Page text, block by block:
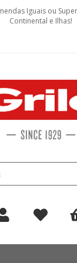
Iguais ou
Continental e Ilhas!